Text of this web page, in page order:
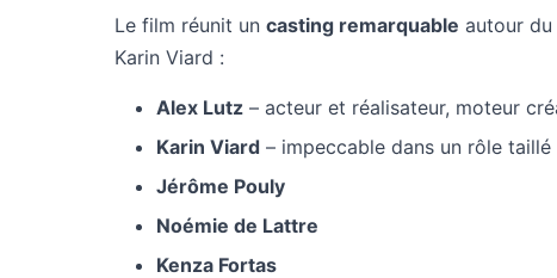
Le film réunit un casting remarquable autour
Karin Viard :
Alex Lutz – acteur et réalisateur, moteur
Karin Viard – impeccable dans un rôle
Jérôme Pouly
Noémie de Lattre
Kenza Fortas